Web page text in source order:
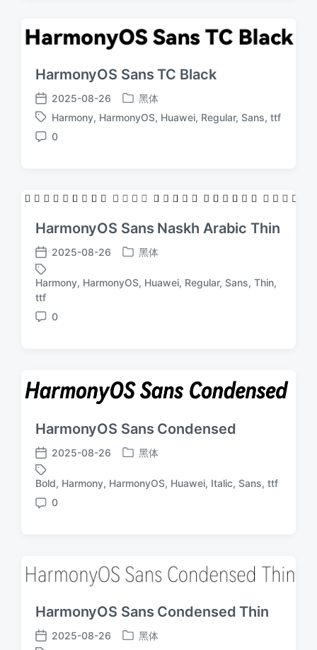
HarmonyOS Sans TC Black
发
布
日
2025-08-26
发
布
黑体
标
签
Harmony, HarmonyOS, Huawei, Regular, Sans, ttf
评
0
HarmonyOS Sans Naskh Arabic Thin
发
布
日
期
2025-08-26
发
于
黑体
标
签
Harmony, HarmonyOS, Huawei, Regular, Sans, Thin,
ttf
评
0
HarmonyOS Sans Condensed
发
布
日
期
2025-08-26
发
于
黑体
标
签
Bold, Harmony, HarmonyOS, Huawei, Italic, Sans, ttf
评
0
HarmonyOS Sans Condensed Thin
发
2025-08-26
发
黑体